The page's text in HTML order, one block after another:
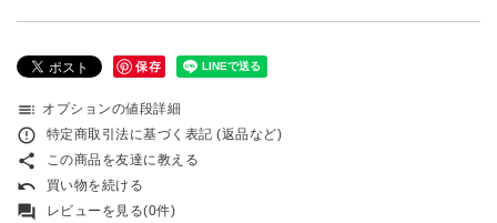
保存
toc オプションの値段詳細
error_outline 特定商取引法に基づく表記 (返品など)
share この商品を友達に教える
undo 買い物を続ける
forum レビューを見る(0件)